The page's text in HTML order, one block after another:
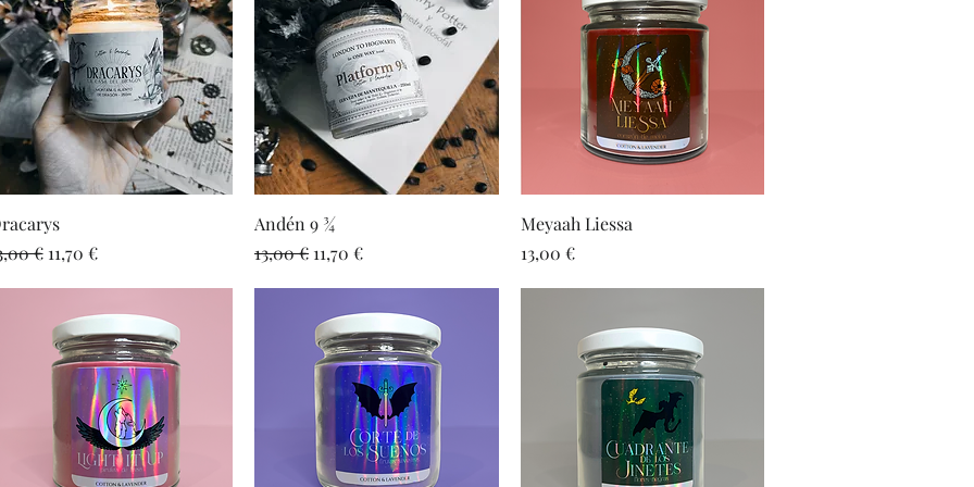
€ Precio de oferta
11,70 €
Andén 9 ¾
Precio
13,00 € Precio de oferta
11,70 €
Vista rápida
Meyaah Liessa
Precio
13,00 €